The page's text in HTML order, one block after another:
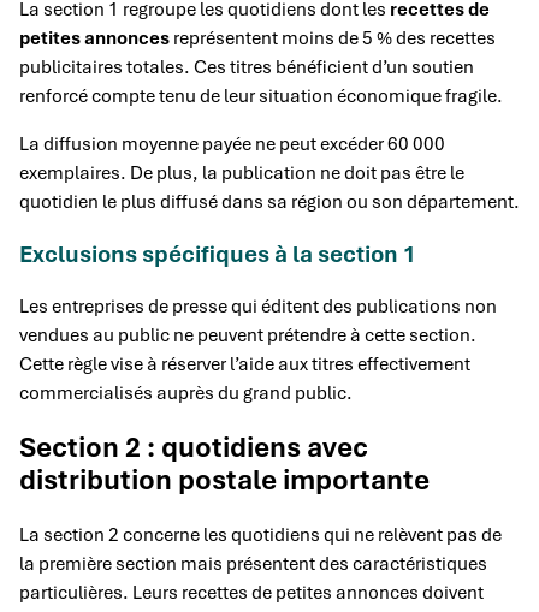
La section 1 regroupe les quotidiens dont les recettes de
petites annonces représentent moins de 5 % des recettes
publicitaires totales. Ces titres bénéficient d’un soutien
renforcé compte tenu de leur situation économique fragile.
La diffusion moyenne payée ne peut excéder 60 000
exemplaires. De plus, la publication ne doit pas être le
quotidien le plus diffusé dans sa région ou son département.
Exclusions spécifiques à la section 1
Les entreprises de presse qui éditent des publications non
vendues au public ne peuvent prétendre à cette section.
Cette règle vise à réserver l’aide aux titres effectivement
commercialisés auprès du grand public.
Section 2 : quotidiens avec
distribution postale importante
La section 2 concerne les quotidiens qui ne relèvent pas de
la première section mais présentent des caractéristiques
particulières. Leurs recettes de petites annonces doivent